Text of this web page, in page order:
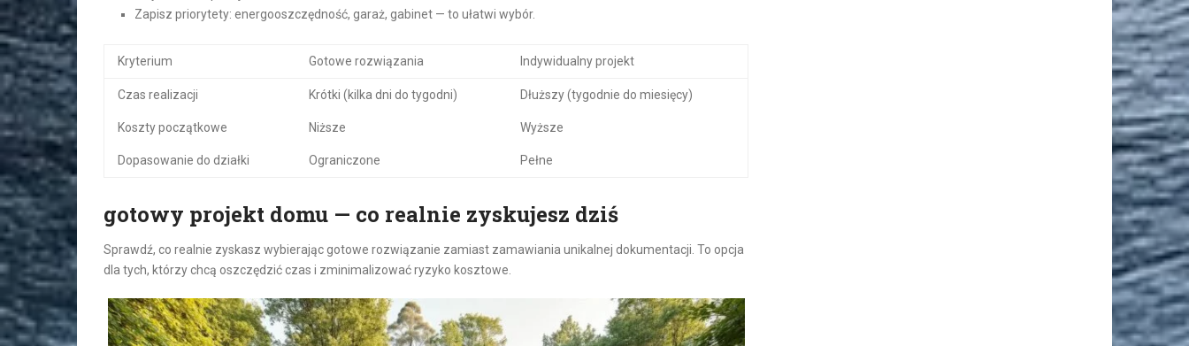
Zapisz priorytety: energooszczędność, garaż, gabinet — to ułatwi wybór.
Kryterium Gotowe rozwiązania Indywidualny projekt
Czas realizacji Krótki (kilka dni do tygodni) Dłuższy (tygodnie do miesięcy)
Koszty początkowe Niższe Wyższe
Dopasowanie do działki Ograniczone Pełne
gotowy projekt domu — co realnie zyskujesz dziś
Sprawdź, co realnie zyskasz wybierając gotowe rozwiązanie zamiast zamawiania unikalnej dokumentacji. To opcja
dla tych, którzy chcą oszczędzić czas i zminimalizować ryzyko kosztowe.